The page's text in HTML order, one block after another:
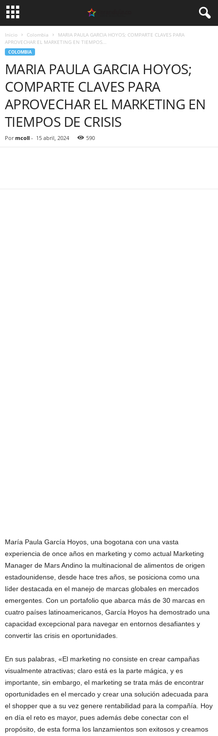
Inicio Colombia
MARIA PAULA GARCIA HOYOS; COMPARTE CLAVES PARA
APROVECHAR EL MARKETING EN TIEMPOS...
COLOMBIA
MARIA PAULA GARCIA HOYOS;
COMPARTE CLAVES PARA
APROVECHAR EL MARKETING EN
TIEMPOS DE CRISIS
Por mcoll - 15 abril, 2024 590
María Paula García Hoyos, una bogotana con una vasta
experiencia de once años en marketing y como actual Marketing
Manager de Mars Andino la multinacional de alimentos de origen
estadounidense, desde hace tres años, se posiciona como una
líder destacada en el manejo de marcas globales en mercados
emergentes. Con un portafolio que abarca más de 30 marcas en
cuatro países latinoamericanos, García Hoyos ha demostrado una
capacidad excepcional para navegar en entornos desafiantes y
convertir las crisis en oportunidades.
En sus palabras, «El marketing no consiste en crear campañas
visualmente atractivas; claro está es la parte mágica, y es
importante, sin embargo, el marketing se trata más de encontrar
oportunidades en el mercado y crear una solución adecuada para
el shopper que a su vez genere rentabilidad para la compañía. Hoy
en día el reto es mayor, pues además debe conectar con el
propósito, de esta forma los lanzamientos son exitosos y creamos